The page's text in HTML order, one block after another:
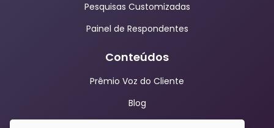
Pesquisas Customizadas
Painel de Respondentes
Conteúdos
Prêmio Voz do Cliente
Blog